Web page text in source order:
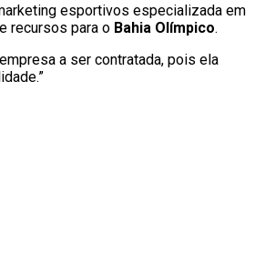
esportivos especializada em
recursos para o Bahia Olímpico.
a ser contratada, pois ela